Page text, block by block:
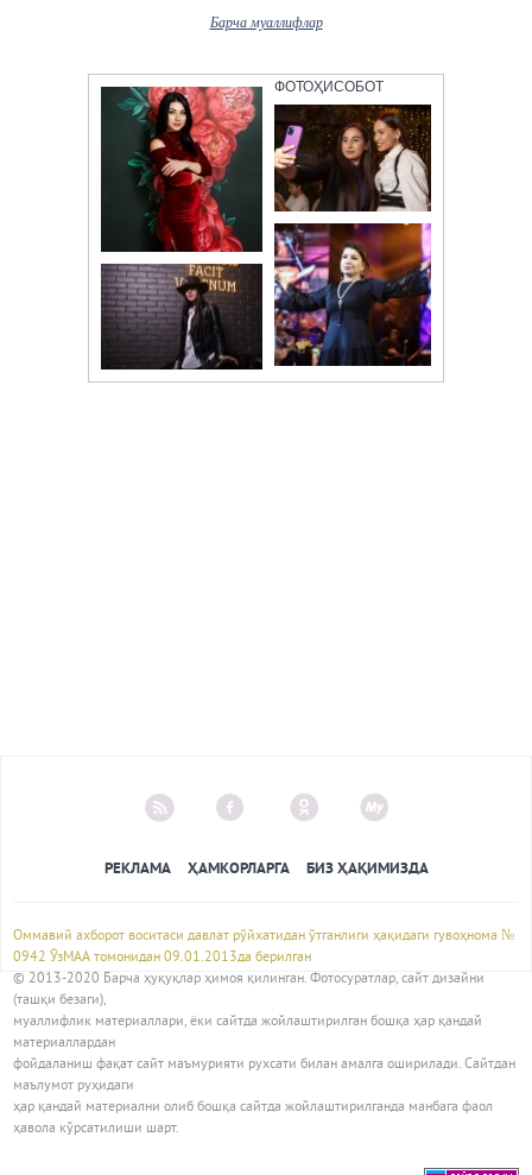
Барча муаллифлар
ФОТОҲИСОБОТ
РЕКЛАМА ҲАМКОРЛАРГА БИЗ ҲАҚИМИЗДА
Оммавий ахборот воситаси давлат рўйхатидан ўтганлиги ҳақидаги гувоҳнома №
0942 ЎзМАА томонидан 09.01.2013да берилган
© 2013-2020 Барча ҳуқуқлар ҳимоя қилинган. Фотосуратлар, сайт дизайни
(ташқи безаги),
муаллифлик материаллари, ёки сайтда жойлаштирилган бошқа ҳар қандай
материаллардан
фойдаланиш фақат сайт маъмурияти рухсати билан амалга оширилади. Сайтдан
маълумот руҳидаги
ҳар қандай материални олиб бошқа сайтда жойлаштирилганда манбага фаол
ҳавола кўрсатилиши шарт.